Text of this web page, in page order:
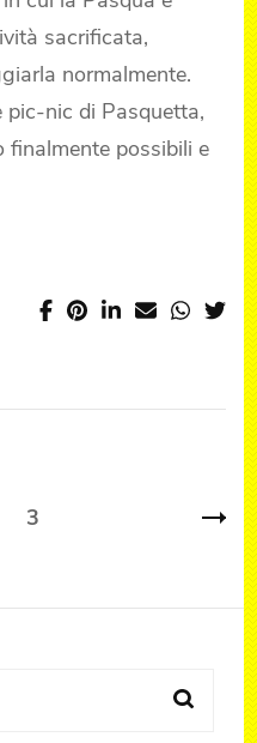
sacrificata,
normalmente.
nic di Pasquetta,
finalmente possibili e
Page
3